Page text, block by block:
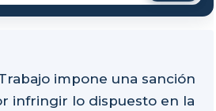
impone una sanción
infringir lo dispuesto en la